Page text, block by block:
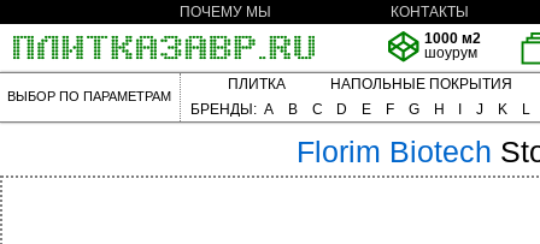
ПОЧЕМУ МЫ
КОНТАКТЫ
1000 м2
шоурум
ВЫБОР ПО ПАРАМЕТРАМ
ПЛИТКА
НАПОЛЬНЫЕ ПОКРЫТИЯ
БРЕНДЫ: A B C D E F G H J K L
Florim Biotech